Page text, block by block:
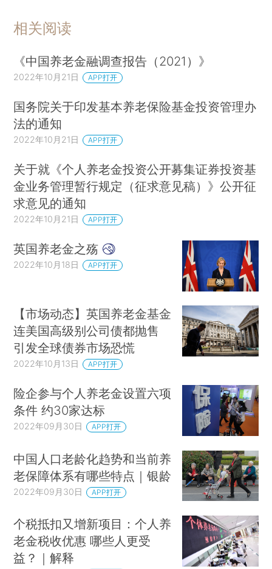
相关阅读
《中国养老金融调查报告（2021）》
2022年10月21日 APP打开
国务院关于印发基本养老保险基金投资管理办
法的通知
2022年10月21日 APP打开
关于就《个人养老金投资公开募集证券投资基
金业务管理暂行规定（征求意见稿）》公开征
求意见的通知
2022年10月21日 APP打开
英国养老金之殇
2022年10月18日 APP打开
【市场动态】英国养老金基金
连美国高级别公司债都抛售
引发全球债券市场恐慌
2022年10月13日 APP打开
险企参与个人养老金设置六项
条件 约30家达标
2022年09月30日 APP打开
中国人口老龄化趋势和当前养
老保障体系有哪些特点｜银龄
2022年09月30日 APP打开
个税抵扣又增新项目：个人养
老金税收优惠 哪些人更受
益？｜解释